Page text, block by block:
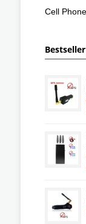
Cell
Bestseller